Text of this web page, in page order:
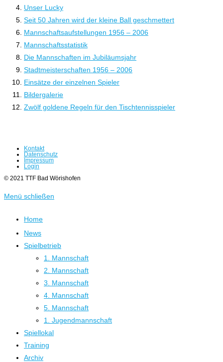
Unser Lucky
Seit 50 Jahren wird der kleine Ball geschmettert
Mannschaftsaufstellungen 1956 – 2006
Mannschaftsstatistik
Die Mannschaften im Jubiläumsjahr
Stadtmeisterschaften 1956 – 2006
Einsätze der einzelnen Spieler
Bildergalerie
Zwölf goldene Regeln für den Tischtennisspieler
Kontakt
Datenschutz
Impressum
Login
© 2021 TTF Bad Wörishofen
Menü schließen
Home
News
Spielbetrieb
1. Mannschaft
2. Mannschaft
3. Mannschaft
4. Mannschaft
5. Mannschaft
1. Jugendmannschaft
Spiellokal
Training
Archiv